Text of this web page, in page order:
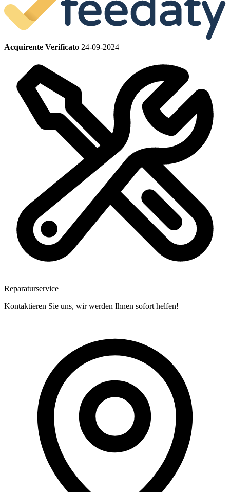
Acquirente Verificato 24-09-2024
Reparaturservice
Kontaktieren Sie uns, wir werden Ihnen sofort helfen!